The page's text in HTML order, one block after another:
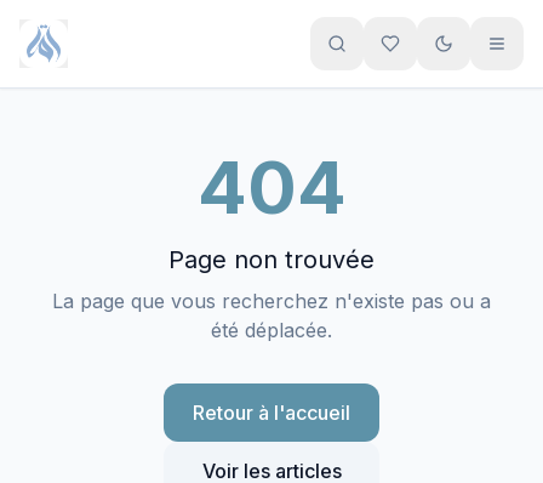
404
Page non trouvée
La page que vous recherchez n'existe pas ou a
été déplacée.
Retour à l'accueil
Voir les articles